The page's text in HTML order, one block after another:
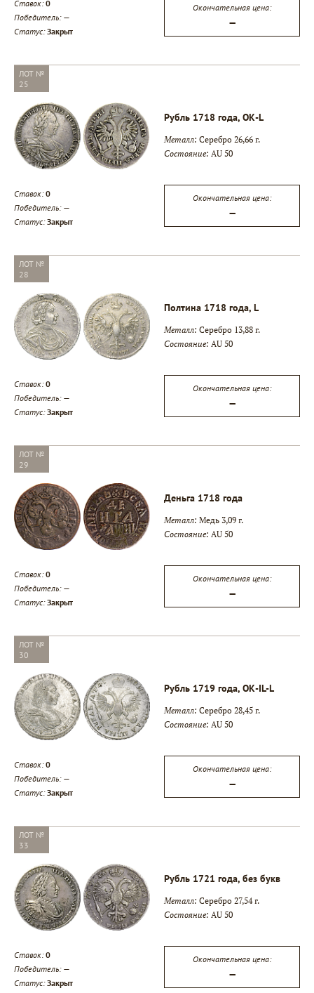
Ставок:0
Победитель: —
Статус:Закрыт
Окончательная цена:
—
ЛОТ №
25
Рубль 1718 года, ОК-L
Металл: Серебро 26,66 г.
Состояние: AU 50
Ставок:0
Победитель: —
Статус:Закрыт
Окончательная цена:
—
ЛОТ №
28
Полтина 1718 года, L
Металл: Серебро 13,88 г.
Состояние: AU 50
Ставок:0
Победитель: —
Статус:Закрыт
Окончательная цена:
—
ЛОТ №
29
Деньга 1718 года
Металл: Медь 3,09 г.
Состояние: AU 50
Ставок:0
Победитель: —
Статус:Закрыт
Окончательная цена:
—
ЛОТ №
30
Рубль 1719 года, ОК-IL-L
Металл: Серебро 28,45 г.
Состояние: AU 50
Ставок:0
Победитель: —
Статус:Закрыт
Окончательная цена:
—
ЛОТ №
33
Рубль 1721 года, без букв
Металл: Серебро 27,54 г.
Состояние: AU 50
Ставок:0
Победитель: —
Статус:Закрыт
Окончательная цена:
—